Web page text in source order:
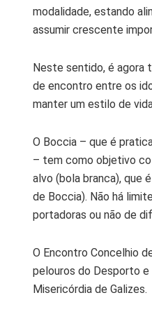
modalidade, estando
assumir crescente
Neste sentido, é agora
de encontro entre os
manter um estilo de
O Boccia – que é
– tem como objetivo
alvo (bola branca), que
de Boccia). Não há
portadoras ou não de
O Encontro Concelhio
pelouros do Desporto e
Misericórdia de Galizes.